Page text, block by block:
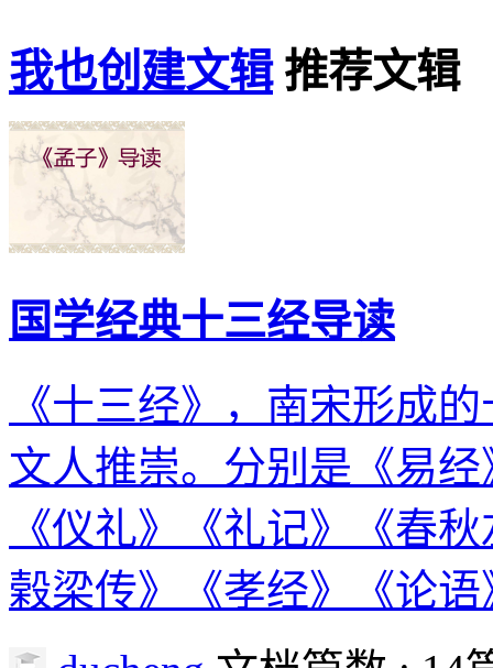
我也创建文辑推荐文辑
国学经典十三经导读
《十三经》，南宋形成
文人推崇。分别是《易
《仪礼》《礼记》《春
榖梁传》《孝经》《论